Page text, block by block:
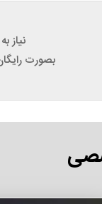
نیاز
بصورت